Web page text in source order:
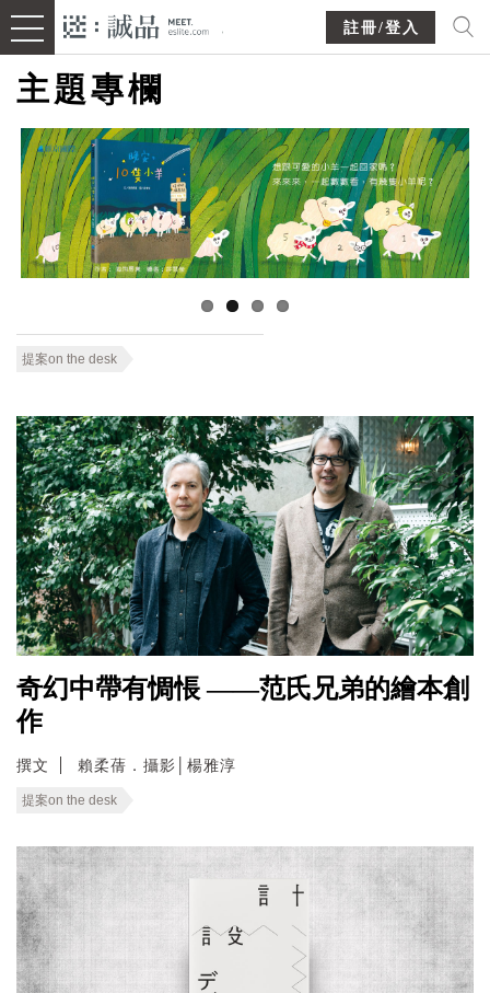
註冊/登入
主題專欄
提案on the desk
奇幻中帶有惆悵 ——范氏兄弟的繪本創
作
撰文 賴柔蒨．攝影│楊雅淳
提案on the desk